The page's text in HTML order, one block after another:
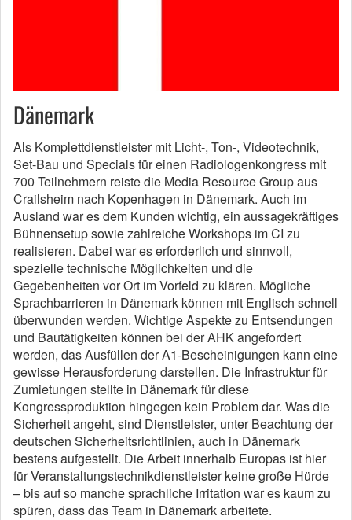
Dänemark
Als Komplettdienstleister mit Licht-, Ton-, Videotechnik,
Set-Bau und Specials für einen Radiologenkongress mit
700 Teilnehmern reiste die Media Resource Group aus
Crailsheim nach Kopenhagen in Dänemark. Auch im
Ausland war es dem Kunden wichtig, ein aussagekräftiges
Bühnensetup sowie zahlreiche Workshops im CI zu
realisieren. Dabei war es erforderlich und sinnvoll,
spezielle technische Möglichkeiten und die
Gegebenheiten vor Ort im Vorfeld zu klären. Mögliche
Sprachbarrieren in Dänemark können mit Englisch schnell
überwunden werden. Wichtige Aspekte zu Entsendungen
und Bautätigkeiten können bei der AHK angefordert
werden, das Ausfüllen der A1-Bescheinigungen kann eine
gewisse Herausforderung darstellen. Die Infrastruktur für
Zumietungen stellte in Dänemark für diese
Kongressproduktion hingegen kein Problem dar. Was die
Sicherheit angeht, sind Dienstleister, unter Beachtung der
deutschen Sicherheitsrichtlinien, auch in Dänemark
bestens aufgestellt. Die Arbeit innerhalb Europas ist hier
für Veranstaltungstechnikdienstleister keine große Hürde
– bis auf so manche sprachliche Irritation war es kaum zu
spüren, dass das Team in Dänemark arbeitete.